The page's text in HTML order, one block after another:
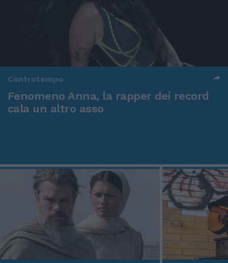
Controtempo
Fenomeno Anna, la rapper dei record
cala un altro asso